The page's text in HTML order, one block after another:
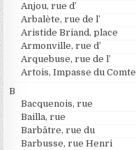
Anjou, rue d’
Arbalète, rue de l’
Aristide Briand, place
Armonville, rue d’
Arquebuse, rue de l’
Artois, Impasse du Comte
B
Bacquenois, rue
Bailla, rue
Barbâtre, rue du
Barbusse, rue Henri